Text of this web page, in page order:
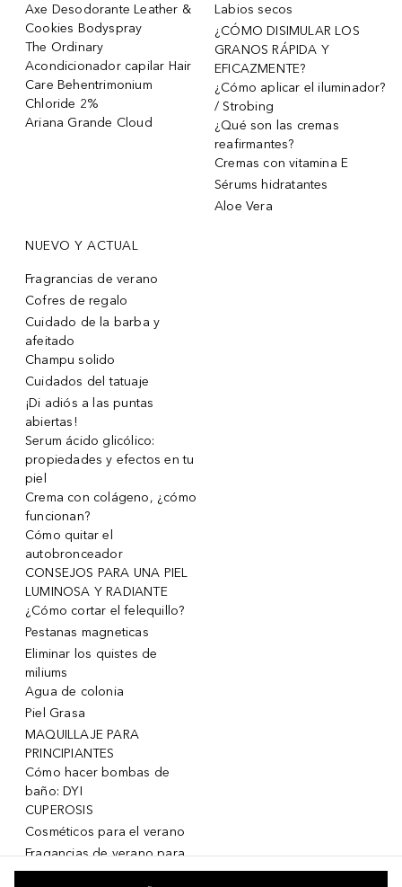
Axe Desodorante Leather &
Cookies Bodyspray
The Ordinary
Acondicionador capilar Hair
Care Behentrimonium
Chloride 2%
Ariana Grande Cloud
Labios secos
¿CÓMO DISIMULAR LOS
GRANOS RÁPIDA Y
EFICAZMENTE?
¿Cómo aplicar el iluminador?
/ Strobing
¿Qué son las cremas
reafirmantes?
Cremas con vitamina E
Sérums hidratantes
Aloe Vera
NUEVO Y ACTUAL
Fragrancias de verano
Cofres de regalo
Cuidado de la barba y
afeitado
Champu solido
Cuidados del tatuaje
¡Di adiós a las puntas
abiertas!
Serum ácido glicólico:
propiedades y efectos en tu
piel
Crema con colágeno, ¿cómo
funcionan?
Cómo quitar el
autobronceador
CONSEJOS PARA UNA PIEL
LUMINOSA Y RADIANTE
¿Cómo cortar el felequillo?
Pestanas magneticas
Eliminar los quistes de
miliums
Agua de colonia
Piel Grasa
MAQUILLAJE PARA
PRINCIPIANTES
Cómo hacer bombas de
baño: DYI
CUPEROSIS
Cosméticos para el verano
Fragancias de verano para
mujeres